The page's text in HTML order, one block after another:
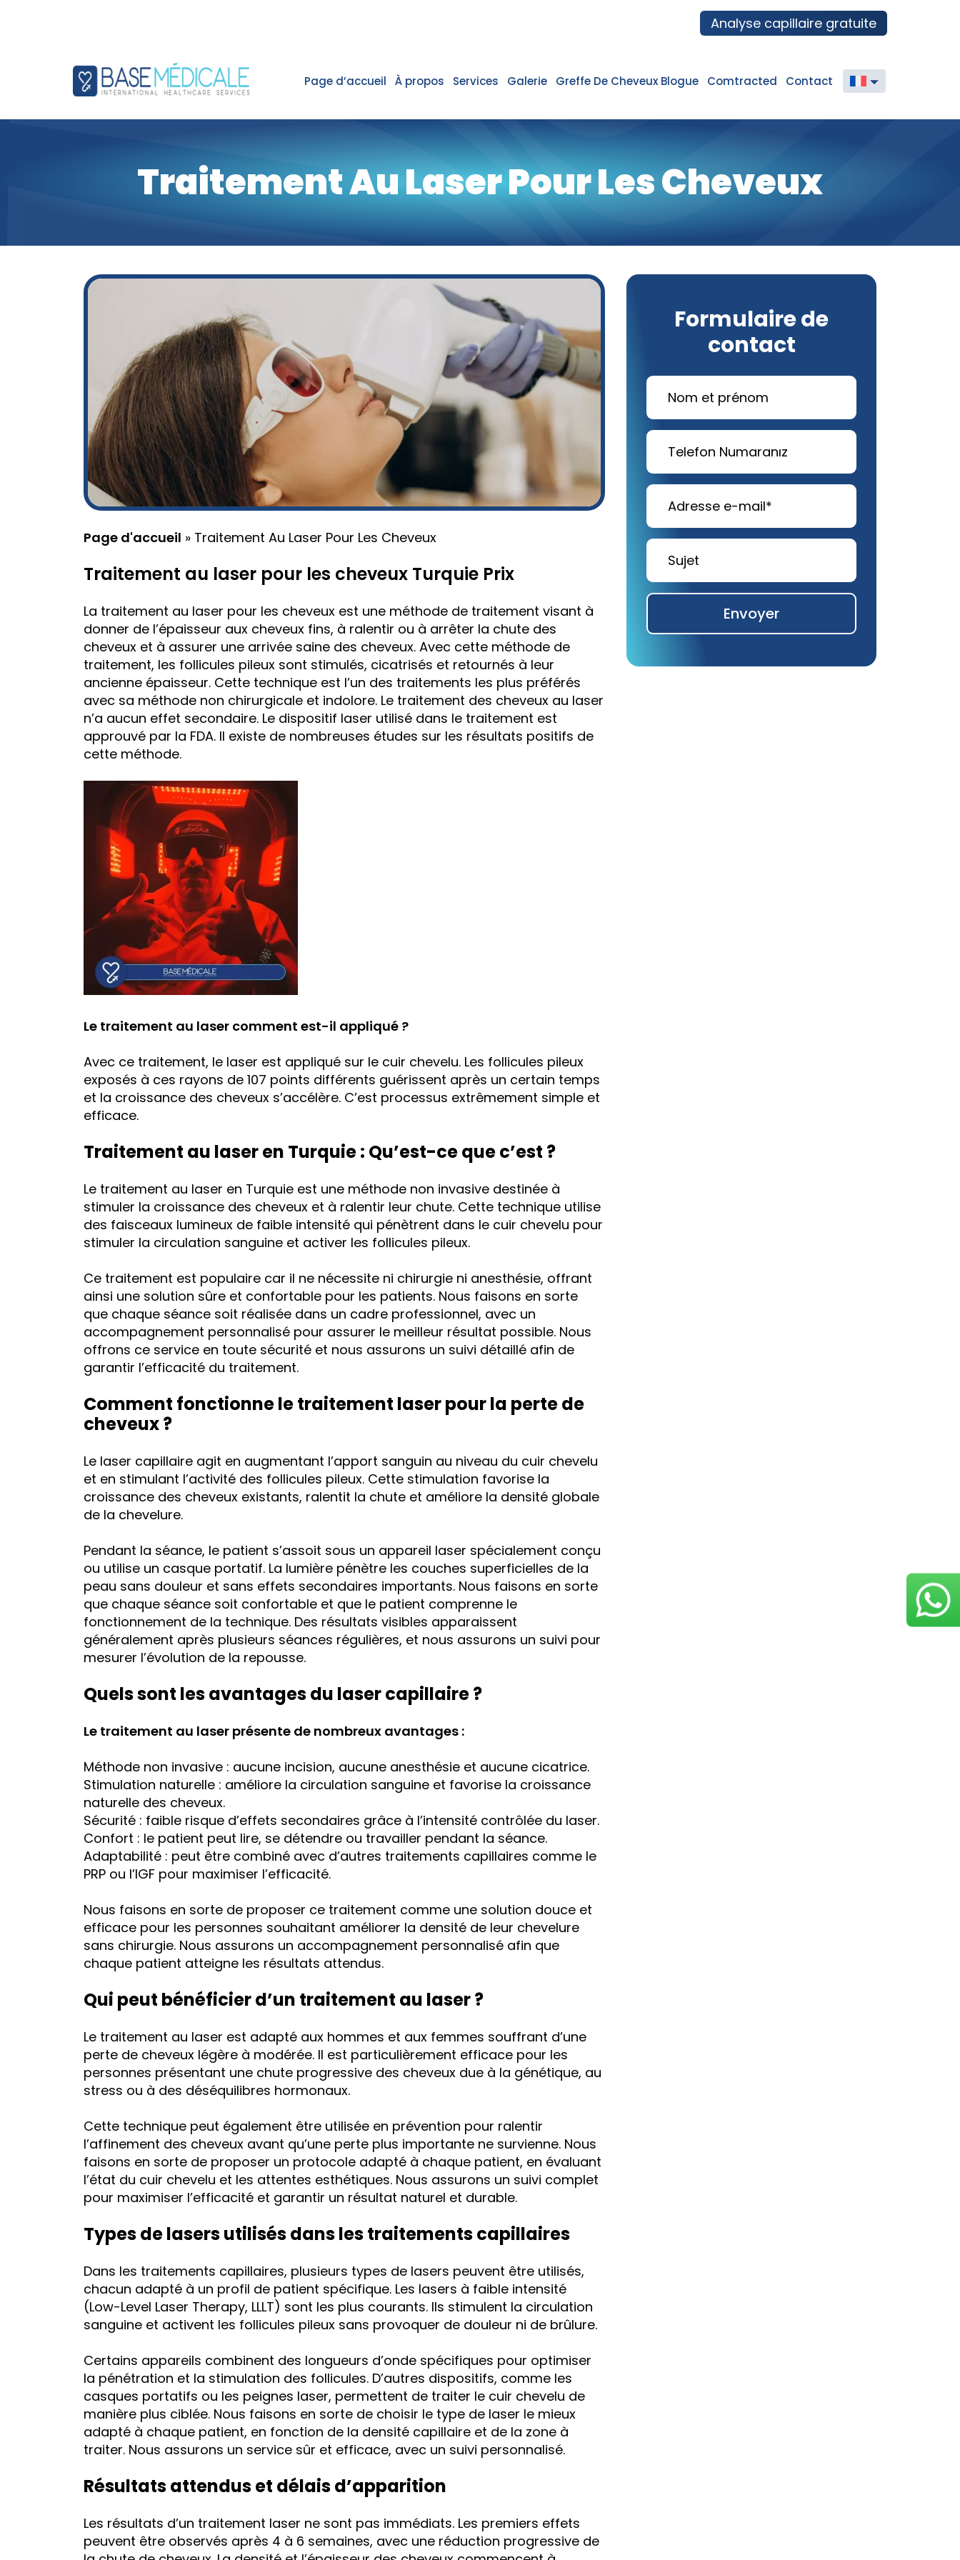
Analyse capillaire gratuite
Page d’accueil À propos Services Galerie Greffe De Cheveux Blogue Comtracted Contact
Traitement Au Laser Pour Les Cheveux
Page d'accueil » Traitement Au Laser Pour Les Cheveux
Traitement au laser pour les cheveux Turquie Prix
La traitement au laser pour les cheveux est une méthode de traitement visant à
donner de l’épaisseur aux cheveux fins, à ralentir ou à arrêter la chute des
cheveux et à assurer une arrivée saine des cheveux. Avec cette méthode de
traitement, les follicules pileux sont stimulés, cicatrisés et retournés à leur
ancienne épaisseur. Cette technique est l’un des traitements les plus préférés
avec sa méthode non chirurgicale et indolore. Le traitement des cheveux au laser
n’a aucun effet secondaire. Le dispositif laser utilisé dans le traitement est
approuvé par la FDA. Il existe de nombreuses études sur les résultats positifs de
cette méthode.
Le traitement au laser comment est-il appliqué ?
Avec ce traitement, le laser est appliqué sur le cuir chevelu. Les follicules pileux
exposés à ces rayons de 107 points différents guérissent après un certain temps
et la croissance des cheveux s’accélère. C’est processus extrêmement simple et
efficace.
Traitement au laser en Turquie : Qu’est-ce que c’est ?
Le traitement au laser en Turquie est une méthode non invasive destinée à
stimuler la croissance des cheveux et à ralentir leur chute. Cette technique utilise
des faisceaux lumineux de faible intensité qui pénètrent dans le cuir chevelu pour
stimuler la circulation sanguine et activer les follicules pileux.
Ce traitement est populaire car il ne nécessite ni chirurgie ni anesthésie, offrant
ainsi une solution sûre et confortable pour les patients. Nous faisons en sorte
que chaque séance soit réalisée dans un cadre professionnel, avec un
accompagnement personnalisé pour assurer le meilleur résultat possible. Nous
offrons ce service en toute sécurité et nous assurons un suivi détaillé afin de
garantir l’efficacité du traitement.
Comment fonctionne le traitement laser pour la perte de
cheveux ?
Le laser capillaire agit en augmentant l’apport sanguin au niveau du cuir chevelu
et en stimulant l’activité des follicules pileux. Cette stimulation favorise la
croissance des cheveux existants, ralentit la chute et améliore la densité globale
de la chevelure.
Pendant la séance, le patient s’assoit sous un appareil laser spécialement conçu
ou utilise un casque portatif. La lumière pénètre les couches superficielles de la
peau sans douleur et sans effets secondaires importants. Nous faisons en sorte
que chaque séance soit confortable et que le patient comprenne le
fonctionnement de la technique. Des résultats visibles apparaissent
généralement après plusieurs séances régulières, et nous assurons un suivi pour
mesurer l’évolution de la repousse.
Quels sont les avantages du laser capillaire ?
Le traitement au laser présente de nombreux avantages :
Méthode non invasive : aucune incision, aucune anesthésie et aucune cicatrice.
Stimulation naturelle : améliore la circulation sanguine et favorise la croissance
naturelle des cheveux.
Sécurité : faible risque d’effets secondaires grâce à l’intensité contrôlée du laser.
Confort : le patient peut lire, se détendre ou travailler pendant la séance.
Adaptabilité : peut être combiné avec d’autres traitements capillaires comme le
PRP ou l’IGF pour maximiser l’efficacité.
Nous faisons en sorte de proposer ce traitement comme une solution douce et
efficace pour les personnes souhaitant améliorer la densité de leur chevelure
sans chirurgie. Nous assurons un accompagnement personnalisé afin que
chaque patient atteigne les résultats attendus.
Qui peut bénéficier d’un traitement au laser ?
Le traitement au laser est adapté aux hommes et aux femmes souffrant d’une
perte de cheveux légère à modérée. Il est particulièrement efficace pour les
personnes présentant une chute progressive des cheveux due à la génétique, au
stress ou à des déséquilibres hormonaux.
Cette technique peut également être utilisée en prévention pour ralentir
l’affinement des cheveux avant qu’une perte plus importante ne survienne. Nous
faisons en sorte de proposer un protocole adapté à chaque patient, en évaluant
l’état du cuir chevelu et les attentes esthétiques. Nous assurons un suivi complet
pour maximiser l’efficacité et garantir un résultat naturel et durable.
Types de lasers utilisés dans les traitements capillaires
Dans les traitements capillaires, plusieurs types de lasers peuvent être utilisés,
chacun adapté à un profil de patient spécifique. Les lasers à faible intensité
(Low-Level Laser Therapy, LLLT) sont les plus courants. Ils stimulent la circulation
sanguine et activent les follicules pileux sans provoquer de douleur ni de brûlure.
Certains appareils combinent des longueurs d’onde spécifiques pour optimiser
la pénétration et la stimulation des follicules. D’autres dispositifs, comme les
casques portatifs ou les peignes laser, permettent de traiter le cuir chevelu de
manière plus ciblée. Nous faisons en sorte de choisir le type de laser le mieux
adapté à chaque patient, en fonction de la densité capillaire et de la zone à
traiter. Nous assurons un service sûr et efficace, avec un suivi personnalisé.
Résultats attendus et délais d’apparition
Les résultats d’un traitement laser ne sont pas immédiats. Les premiers effets
peuvent être observés après 4 à 6 semaines, avec une réduction progressive de
Formulaire de
contact
Envoyer